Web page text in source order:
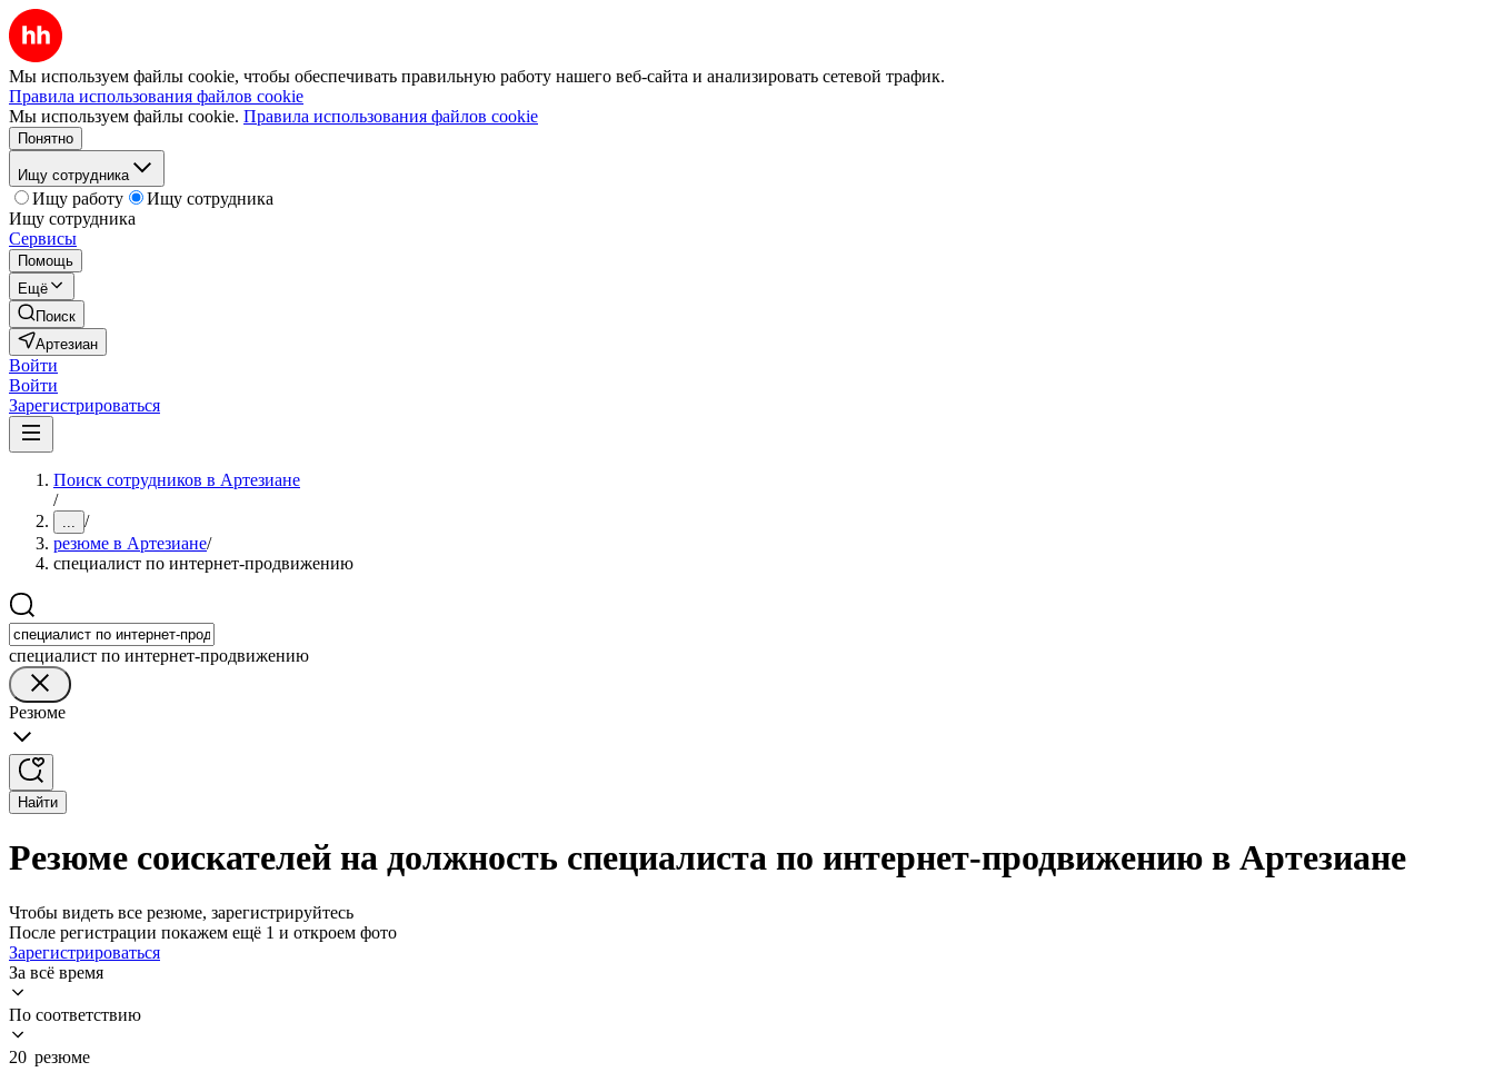
Мы используем файлы cookie, чтобы обеспечивать правильную работу нашего веб-сайта и анализировать сетевой трафик.
Правила использования файлов cookie
Мы используем файлы cookie. Правила использования файлов cookie
Понятно
Ищу сотрудника
Ищу работу
Ищу сотрудника
Ищу сотрудника
Сервисы
Помощь
Ещё
Поиск
Артезиан
Войти
Войти
Зарегистрироваться
Поиск сотрудников в Артезиане
/
... /
резюме в Артезиане/
специалист по интернет-продвижению
специалист по интернет-продвижению
Резюме
Найти
Резюме соискателей на должность специалиста по интернет-продвижению в Артезиане
Чтобы видеть все резюме, зарегистрируйтесь
После регистрации покажем ещё 1 и откроем фото
Зарегистрироваться
За всё время
По соответствию
20 резюме